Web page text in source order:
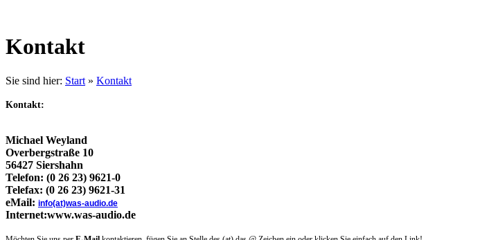
Kontakt
Sie sind hier: Start » Kontakt
Kontakt:
Michael Weyland
Overbergstraße 10
56427 Siershahn
Telefon: (0 26 23) 9621-0
Telefax: (0 26 23) 9621-31
eMail: info(at)was-audio.de
Internet:www.was-audio.de